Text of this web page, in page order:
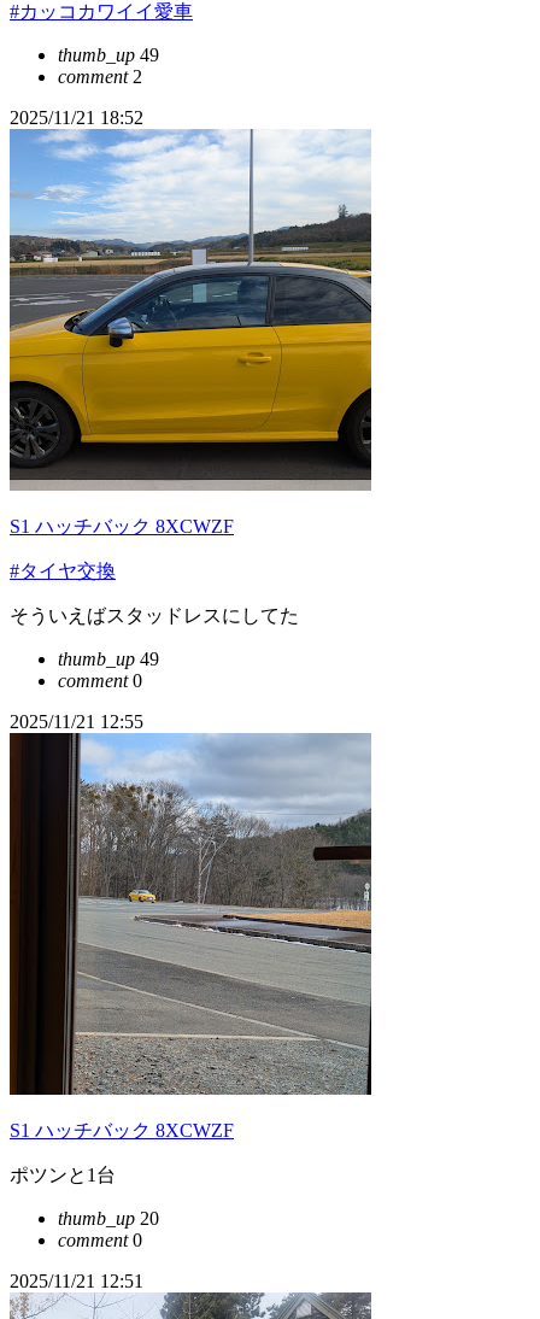
#カッコカワイイ愛車
thumb_up 49
comment2
2025/11/21 18:52
S1 ハッチバック 8XCWZF
#タイヤ交換
そういえばスタッドレスにしてた
thumb_up 49
comment0
2025/11/21 12:55
S1 ハッチバック 8XCWZF
ポツンと1台
thumb_up 20
comment0
2025/11/21 12:51